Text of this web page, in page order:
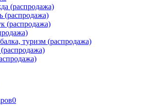
(распродажа)
(распродажа)
(распродажа)
туризм (распродажа)
0